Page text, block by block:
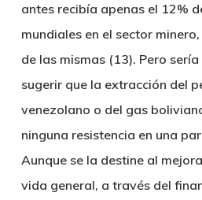
antes recibía apenas el 12%
mundiales en el sector
de las mismas (13). Pero
sugerir que la extracción del
venezolano o del gas
ninguna resistencia en una
Aunque se la destine al
vida general, a través del